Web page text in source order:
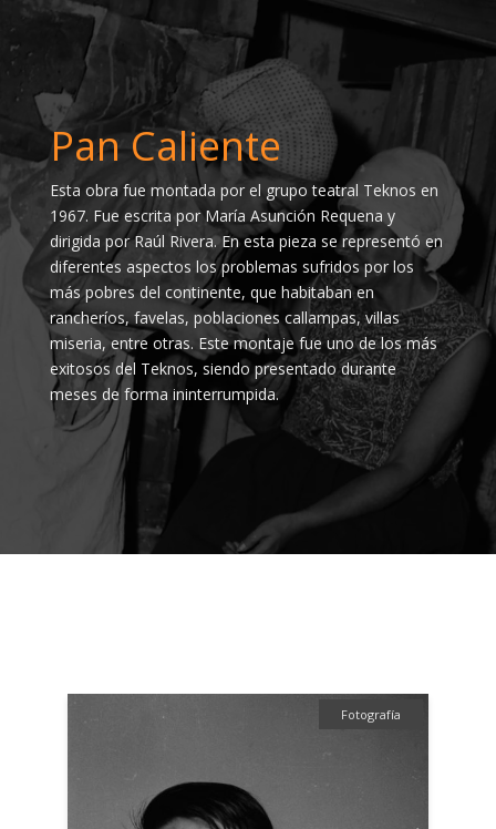
Pan Caliente
Esta obra fue montada por el grupo teatral Teknos en
1967. Fue escrita por María Asunción Requena y
dirigida por Raúl Rivera. En esta pieza se representó en
diferentes aspectos los problemas sufridos por los
más pobres del continente, que habitaban en
rancheríos, favelas, poblaciones callampas, villas
miseria, entre otras. Este montaje fue uno de los más
exitosos del Teknos, siendo presentado durante
meses de forma ininterrumpida.
Fotografía